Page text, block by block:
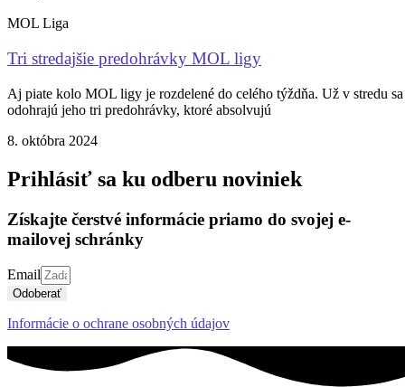
MOL Liga
Tri stredajšie predohrávky MOL ligy
Aj piate kolo MOL ligy je rozdelené do celého týždňa. Už v stredu sa
odohrajú jeho tri predohrávky, ktoré absolvujú
8. októbra 2024
Prihlásiť sa ku odberu noviniek
Získajte čerstvé informácie priamo do svojej e-
mailovej schránky
Email
Odoberať
Informácie o ochrane osobných údajov